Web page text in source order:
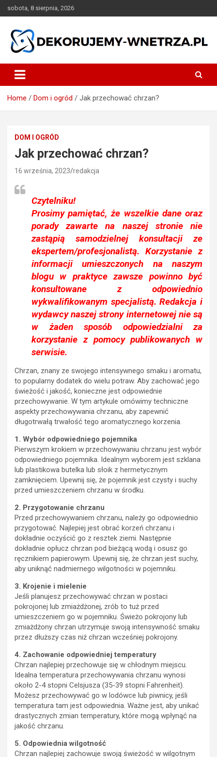
to
sobota, 8 sierpnia, 2026
dekorujemy-wnetrza.pl
Home Dom i ogród Jak przechować chrzan?
DOM I OGRÓD
Jak przechować chrzan?
16 września, 2023 redakcja
Czytelniku!
Prosimy pamiętać, że wszelkie dane oraz
porady zawarte na naszej stronie nie
zastąpią samodzielnej konsultacji ze
ekspertem/profesjonalistą. Korzystanie z
informacji umieszczonych na naszym
blogu w praktyce zawsze powinno być
konsultowane z odpowiednio
wykwalifikowanym specjalistą. Redakcja i
wydawcy naszej strony internetowej nie są
w żaden sposób odpowiedzialni za
korzystanie z pomocy publikowanych w
serwisie.
Chrzan, znany ze swojego intensywnego smaku i aromatu,
to popularny dodatek do wielu potraw. Aby zachować jego
świeżość i jakość, konieczne jest odpowiednie
przechowywanie. W tym artykule omówimy techniczne
aspekty przechowywania chrzanu, aby zapewnić
długotrwałą trwałość tego aromatycznego korzenia.
1. Wybór odpowiedniego pojemnika
Pierwszym krokiem w przechowywaniu chrzanu jest wybór
odpowiedniego pojemnika. Idealnym wyborem jest szklana
lub plastikowa butelka lub słoik z hermetycznym
zamknięciem. Upewnij się, że pojemnik jest czysty i suchy
przed umieszczeniem chrzanu w środku.
2. Przygotowanie chrzanu
Przed przechowywaniem chrzanu, należy go odpowiednio
przygotować. Najlepiej jest obrać korzeń chrzanu i
dokładnie oczyścić go z resztek ziemi. Następnie
dokładnie opłucz chrzan pod bieżącą wodą i osusz go
ręcznikiem papierowym. Upewnij się, że chrzan jest suchy,
aby uniknąć nadmiernego wilgotności w pojemniku.
3. Krojenie i mielenie
Jeśli planujesz przechowywać chrzan w postaci
pokrojonej lub zmiażdżonej, zrób to tuż przed
umieszczeniem go w pojemniku. Świeżo pokrojony lub
zmiażdżony chrzan utrzymuje swoją intensywność smaku
przez dłuższy czas niż chrzan wcześniej pokrojony.
4. Zachowanie odpowiedniej temperatury
Chrzan najlepiej przechowuje się w chłodnym miejscu.
Idealna temperatura przechowywania chrzanu wynosi
około 2-4 stopni Celsjusza (35-39 stopni Fahrenheit).
Możesz przechowywać go w lodówce lub piwnicy, jeśli
temperatura tam jest odpowiednia. Ważne jest, aby unikać
drastycznych zmian temperatury, które mogą wpłynąć na
jakość chrzanu.
5. Odpowiednia wilgotność
Chrzan najlepiej zachowuje swoją świeżość w wilgotnym